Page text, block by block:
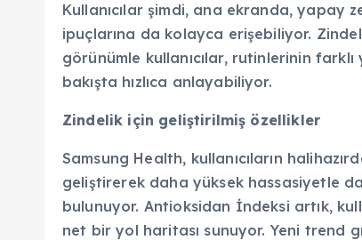
Kullanıcılar şimdi, ana ekranda, yapay
ipuçlarına da kolayca erişebiliyor.
görünümle kullanıcılar, rutinlerinin
bakışta hızlıca anlayabiliyor.
Zindelik için geliştirilmiş özellikler
Samsung Health, kullanıcıların
geliştirerek daha yüksek hassasiyetle
bulunuyor. Antioksidan İndeksi artık,
net bir yol haritası sunuyor. Yeni trend